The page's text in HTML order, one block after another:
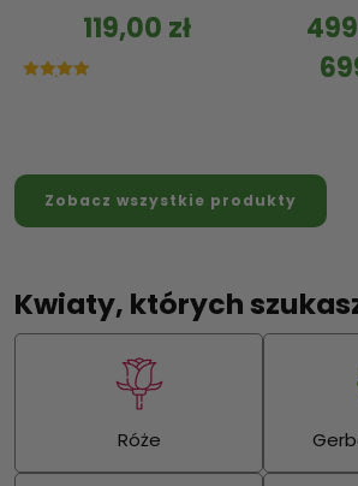
119,00 zł
Zobacz wszystkie produkty
Kwiaty, których
Róże